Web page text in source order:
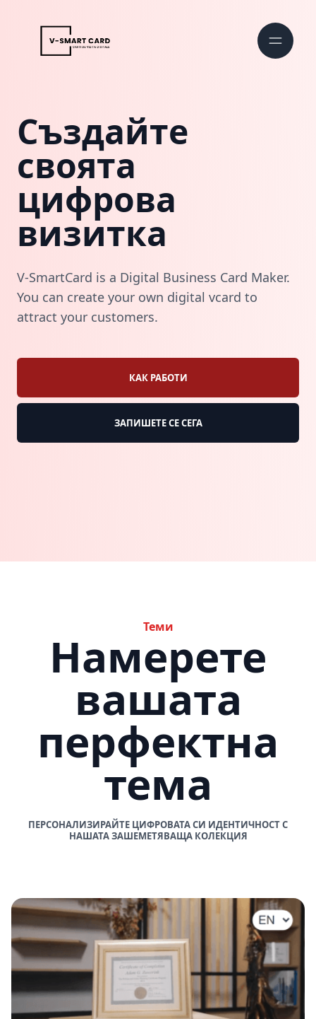
Създайте
своята
цифрова
визитка
V-SmartCard is a Digital Business Card Maker.
You can create your own digital vcard to
attract your customers.
КАК РАБОТИ
ЗАПИШЕТЕ СЕ СЕГА
Теми
Намерете
вашата
перфектна
тема
ПЕРСОНАЛИЗИРАЙТЕ ЦИФРОВАТА СИ ИДЕНТИЧНОСТ С
НАШАТА ЗАШЕМЕТЯВАЩА КОЛЕКЦИЯ